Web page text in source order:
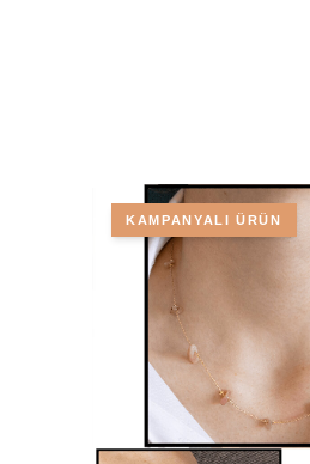
KAMPANYALI ÜRÜN